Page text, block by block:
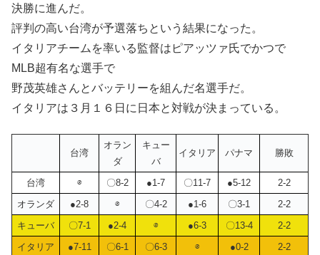
決勝に進んだ。
評判の高い台湾が予選落ちという結果になった。
イタリアチームを率いる監督はピアッツァ氏でかつで
MLB超有名な選手で
野茂英雄さんとバッテリーを組んだ名選手だ。
イタリアは３月１６日に日本と対戦が決まっている。
台湾
オラン
ダ
キュー
バ
イタリア パナマ 勝敗
台湾 ⊗ 〇8-2 ●1-7 〇11-7 ●5-12
2-2
オランダ
●2-8 ⊗ 〇4-2 ●1-6 〇3-1
2-2
キューバ
〇7-1 ●2-4 ⊗ ●6-3 〇13-4
2-2
イタリア
●7-11 〇6-1 〇6-3 ⊗ ●0-2
2-2